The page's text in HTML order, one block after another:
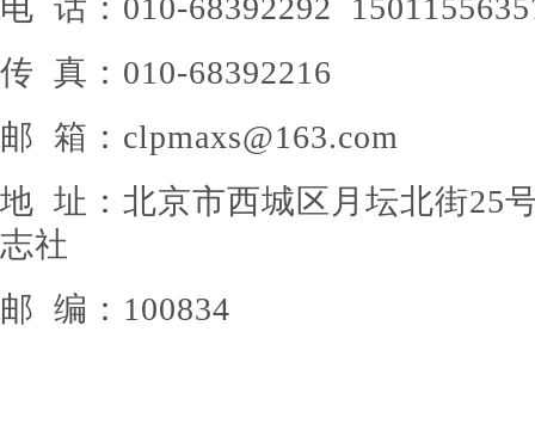
电 话：010-68392292
传 真：010-68392216
邮 箱：clpmaxs@163.com
地 址：北京市西城区月坛北街25
志社
邮 编：100834